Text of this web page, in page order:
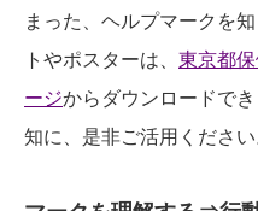
まった、ヘルプマークを
トやポスターは、 東京都
ージからダウンロードで
知に、是非ご活用ください